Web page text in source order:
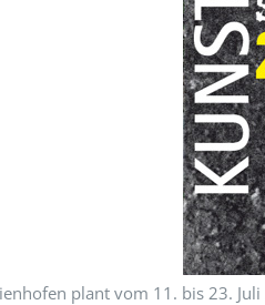
plant vom 11. bis 23.